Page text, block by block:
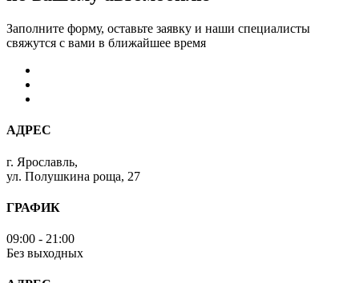
Заполните форму, оставьте заявку и наши специалисты
свяжутся с вами в ближайшее время
АДРЕС
г. Ярославль,
ул. Полушкина роща, 27
ГРАФИК
09:00 - 21:00
Без выходных